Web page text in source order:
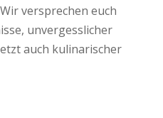
versprechen euch
unvergesslicher
auch kulinarischer